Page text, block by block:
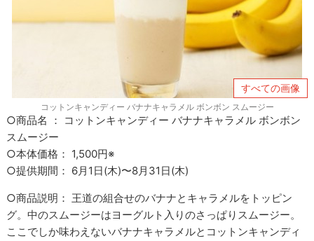
すべての画像
コットンキャンディー バナナキャラメル ボンボン スムージー
○商品名 ： コットンキャンディー バナナキャラメル ボンボン
スムージー
○本体価格： 1,500円※
○提供期間： 6月1日(木)〜8月31日(木)
○商品説明： 王道の組合せのバナナとキャラメルをトッピン
グ。中のスムージーはヨーグルト入りのさっぱりスムージー。
ここでしか味わえないバナナキャラメルとコットンキャンディ